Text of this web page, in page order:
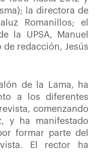
la directora de
Romanillos; el
la UPSA, Manuel
de redacción, Jesús
de la Lama, ha
a los diferentes
comenzando
y ha manifestado
formar parte del
El rector ha